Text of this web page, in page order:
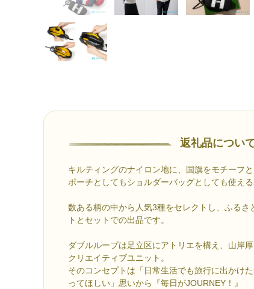
返礼品につい
キルティングのナイロン地に、国旗をモチーフ
ポーチとしてもショルダーバッグとしても使える
数ある柄の中から人気3種をセレクトし、ふる
トとセットでの出品です。
ダブルループは足立区にアトリエを構え、山岸
クリエイティブユニット。
そのコンセプトは「日常生活でも旅行に出かけ
ってほしい」思いから『毎日がJOURNEY！』